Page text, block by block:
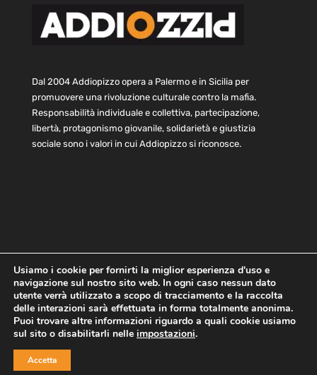
Dal 2004 Addiopizzo opera a Palermo e in Sicilia per
promuovere una rivoluzione culturale contro la mafia.
Responsabilità individuale e collettiva, partecipazione,
libertà, protagonismo giovanile, solidarietà e giustizia
sociale sono i valori in cui Addiopizzo si riconosce.
Home Statuto e bilancio
Contatti
Privacy
Cookie Child Protection Policy
Copyright © 2021 AddioPizzo | Tutti i diritti riservati | Sede
Usiamo i cookie per fornirti la miglior esperienza d'uso e
navigazione sul nostro sito web. In ogni caso nessun dato
utente verrà utilizzato a scopo di tracciamento e la raccolta
delle interazioni sarà effettuata in forma totalmente anonima.
Puoi trovare altre informazioni riguardo a quali cookie usiamo
sul sito o disabilitarli nelle impostazioni.
Accetta